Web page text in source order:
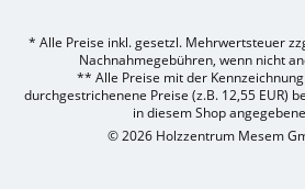
* Alle Preise inkl. gesetzl. Mehrwertsteuer
Nachnahmegebühren, wenn nicht
** Alle Preise mit der
durchgestrichenene Preise (z.B. 12,55 EUR)
in diesem Shop
© 2026 Holzzentrum Mesem